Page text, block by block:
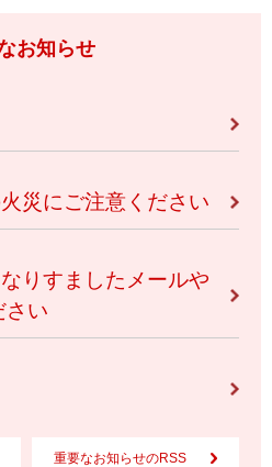
お知らせ
災にご注意ください
りすましたメールや
さい
重要なお知らせのRSS